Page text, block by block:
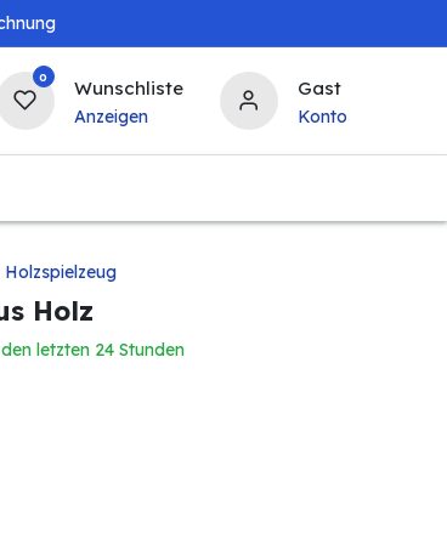
0 Wunschliste
Anzeigen
Gast
Konto
Holzspielzeug
Holz
letzten 24 Stunden